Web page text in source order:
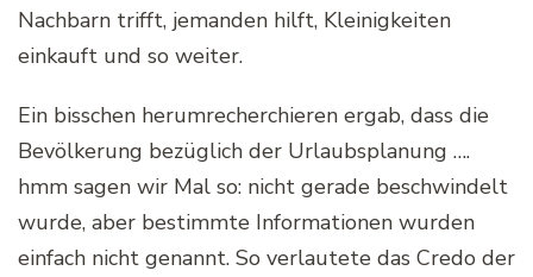
Nachbarn trifft, jemanden hilft, Kleinigkeiten
einkauft und so weiter.
Ein bisschen herumrecherchieren ergab, dass die
Bevölkerung bezüglich der Urlaubsplanung ….
hmm sagen wir Mal so: nicht gerade beschwindelt
wurde, aber bestimmte Informationen wurden
einfach nicht genannt. So verlautete das Credo der